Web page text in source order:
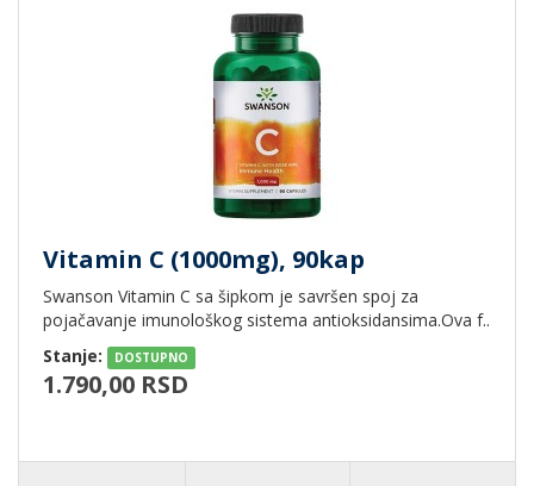
Vitamin C (1000mg), 90kap
Swanson Vitamin C sa šipkom je savršen spoj za
pojačavanje imunološkog sistema antioksidansima.Ova f..
Stanje:
DOSTUPNO
1.790,00 RSD